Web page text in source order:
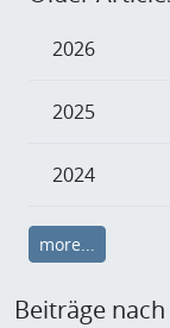
2026
2025
2024
more...
Beiträge